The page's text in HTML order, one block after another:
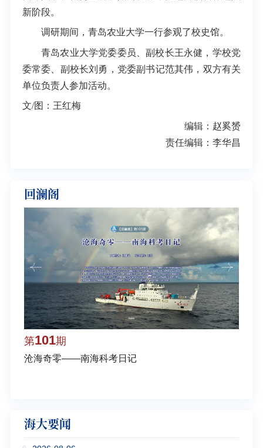
新阶段。
调研期间，青岛农业大学一行参观了校史馆。
青岛农业大学党委委员、副校长王永健，学校党
委常委、副校长刘勇，党委副书记范其伟，双方有关
单位负责人参加活动。
文/图：王红梅
编辑：赵奚赟
责任编辑：李华昌
回澜阁
第101期
沧海奇零——南海科考日记
海大要闻